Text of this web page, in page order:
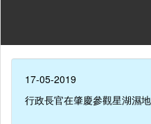
17-05-2019
行政長官在肇慶參觀星湖濕